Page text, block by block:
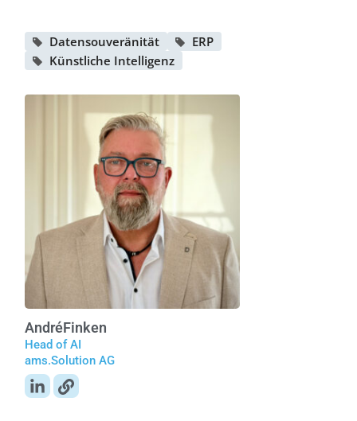
Datensouveränität
ERP
Künstliche Intelligenz
AndréFinken
Head of AI
ams.Solution AG